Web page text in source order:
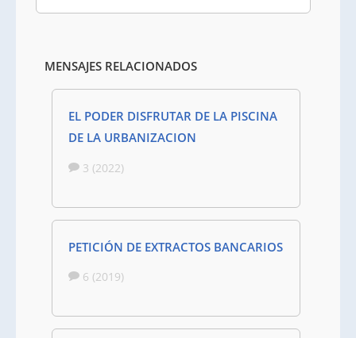
MENSAJES RELACIONADOS
EL PODER DISFRUTAR DE LA PISCINA
DE LA URBANIZACION
3 (2022)
PETICIÓN DE EXTRACTOS BANCARIOS
6 (2019)